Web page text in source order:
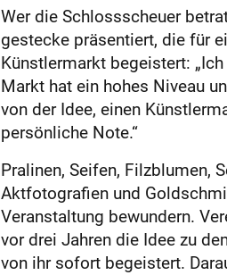
Wer die Schlossscheuer
gestecke präsentiert, die für
Künstlermarkt begeistert:
Markt hat ein hohes Niveau
von der Idee, einen
persönliche Note.“
Pralinen, Seifen, Filzblumen,
Aktfotografien und
Veranstaltung bewundern.
vor drei Jahren die Idee zu
von ihr sofort begeistert.